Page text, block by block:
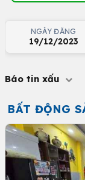
NGÀY ĐĂNG
19/12/2023
Báo tin xấu
BẤT ĐỘNG